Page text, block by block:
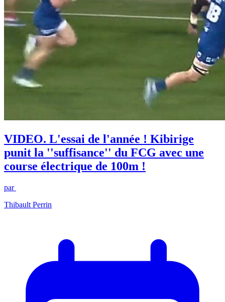
VIDEO. L'essai de l'année ! Kibirige
punit la ''suffisance'' du FCG avec une
course électrique de 100m !
par
Thibault Perrin